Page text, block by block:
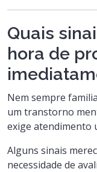
Quais
hora de
Nem sempre
um transtorno
exige atendimento
Alguns sinais
necessidade de